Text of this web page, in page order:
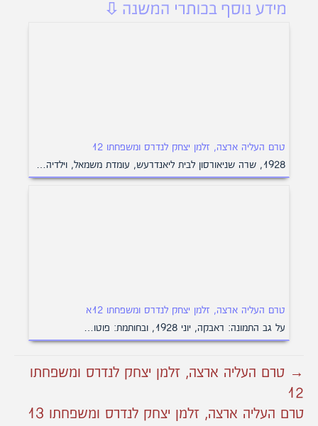
טרם העליה ארצה, זלמן יצחק לנדרס ומשפחתו 12
1928, שרה שניאורסון לבית ליאנדרעש, עומדת משמאל, וילדיה…
טרם העליה ארצה, זלמן יצחק לנדרס ומשפחתו 12א
על גב התמונה: ראבקה, יוני 1928, ובחותמת: פוטו…
→ טרם העליה ארצה, זלמן יצחק לנדרס ומשפחתו
12
טרם העליה ארצה, זלמן יצחק לנדרס ומשפחתו 13